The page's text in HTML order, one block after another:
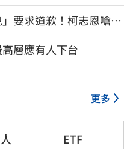
要求道歉！柯志恩嗆1
層應有人下台
更多
ETF